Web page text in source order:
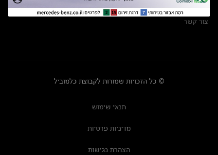
מרכזי שירות
צור קשר
© כל הזכויות שמורות לקבוצת כלמוביל
תנאי שימוש
מדיניות פרטיות
הצהרת נגישות